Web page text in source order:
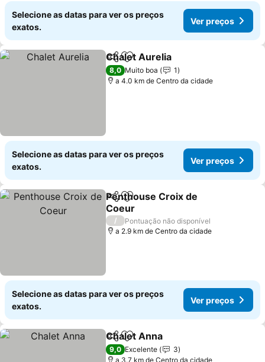
Selecione as datas para ver os preços
exatos.
Ver preços
PartilharAdicionar aos favoritos
Chalet Aurelia
8,0 Muito boa
1
a 4.0 km de Centro da cidade
Selecione as datas para ver os preços
exatos.
Ver preços
PartilharAdicionar aos favoritos
Penthouse Croix de
Coeur
/
Pontuação não disponível
a 2.9 km de Centro da cidade
Selecione as datas para ver os preços
exatos.
Ver preços
PartilharAdicionar aos favoritos
Chalet Anna
9,0 Excelente
3
a 3.7 km de Centro da cidade